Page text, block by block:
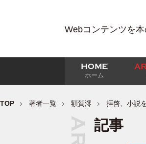
Webコンテンツを本
HOME
ホーム
TOP 著者一覧 額賀澪 拝啓、小説
記事